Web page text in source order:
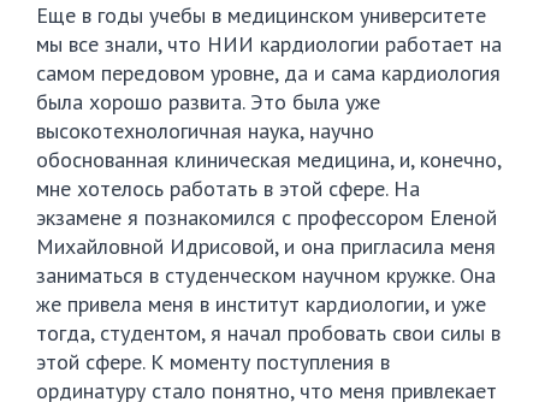
Еще в годы учебы в медицинском университете
мы все знали, что НИИ кардиологии работает на
самом передовом уровне, да и сама кардиология
была хорошо развита. Это была уже
высокотехнологичная наука, научно
обоснованная клиническая медицина, и, конечно,
мне хотелось работать в этой сфере. На
экзамене я познакомился с профессором Еленой
Михайловной Идрисовой, и она пригласила меня
заниматься в студенческом научном кружке. Она
же привела меня в институт кардиологии, и уже
тогда, студентом, я начал пробовать свои силы в
этой сфере. К моменту поступления в
ординатуру стало понятно, что меня привлекает